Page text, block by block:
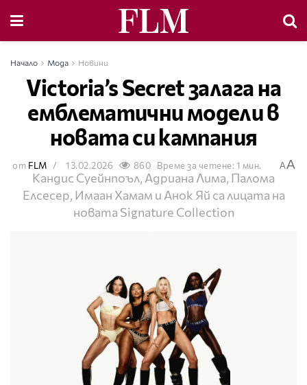
Начало Мода Новини
Victoria’s Secret залага на
емблематични модели в
новата си кампания
от FLM 13.02.2026 860 Време за четене: 1 мин. AA
Кандис Суейнпоъл, Адриана Лима, Палома
Елсесер, Имаан Хамам и Анок Яй са лицата на
новата Signature Collection